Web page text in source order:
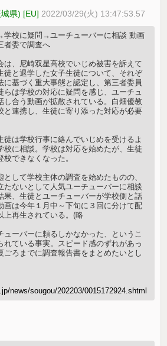
県) [EU] 2022/03/29(火) 13:47:53.57
学校に疑問→ユーチューバーに相談 動画
者委で調査へ
は、尼崎双星高校でいじめ被害を訴えて
徒と退学した女子生徒について、それぞ
に基づく重大事態と認定し、第三者委員
らは学校の対応に疑問を感じ、ユーチュ
し合う動画が拡散されている。白畑優教
と連携し、生徒に寄り添った対応が必要
徒は学校行事に絡んでいじめを受けるよ
校に相談。学校は対応を始めたが、生徒
できなくなった。
して学校主体の調査を始めたものの、
たないとして人気ユーチューバーに相談
果、生徒とユーチューバーが学校側と話
画は今年１月中～下旬に３回に分けて配
上再生されている。(略
ューバーに頼るしかなかった、というこ
れている事実。スピード感のずれがあっ
ごろまでに調査報告書をまとめたいとし
news/sougou/202203/0015172924.shtml